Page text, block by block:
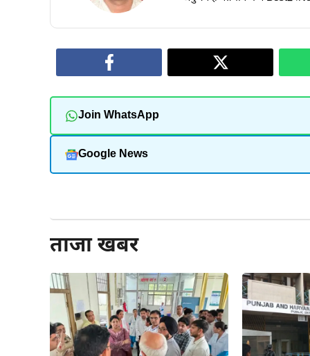
Join WhatsApp
Google News
ताजा खबर